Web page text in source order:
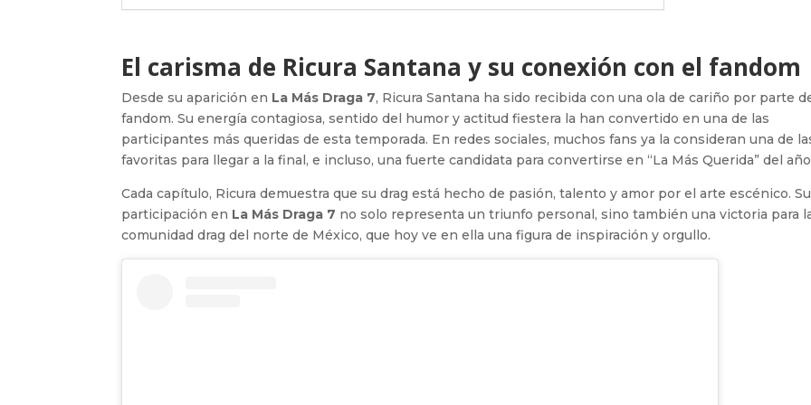
El carisma de Ricura Santana y su conexión con el fandom
Desde su aparición en La Más Draga 7, Ricura Santana ha sido recibida con una ola de cariño por parte
fandom. Su energía contagiosa, sentido del humor y actitud fiestera la han convertido en una de las
participantes más queridas de esta temporada. En redes sociales, muchos fans ya la consideran una de
favoritas para llegar a la final, e incluso, una fuerte candidata para convertirse en “La Más Querida” del
Cada capítulo, Ricura demuestra que su drag está hecho de pasión, talento y amor por el arte escénico. Su
participación en La Más Draga 7 no solo representa un triunfo personal, sino también una victoria para
comunidad drag del norte de México, que hoy ve en ella una figura de inspiración y orgullo.